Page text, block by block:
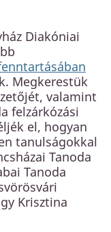
Diakóniai
Megkerestük
valamint
felzárkózási
el, hogyan
tanulságokkal
Tanoda
Tanoda
Krisztina